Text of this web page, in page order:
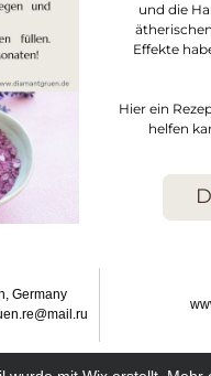
und die
Effekte
Hier ein
helfen
Germany